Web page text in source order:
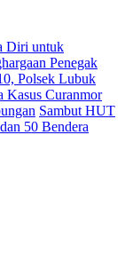
Diri untuk
Penegak
Polsek Lubuk
Kasus Curanmor
Sambut HUT
50 Bendera